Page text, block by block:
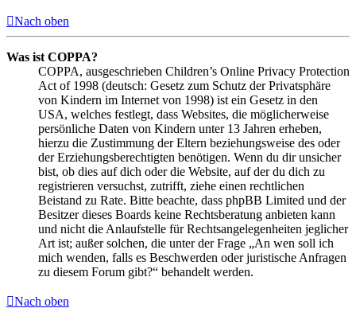
Nach oben
Was ist COPPA?
COPPA, ausgeschrieben Children’s Online Privacy Protection
Act of 1998 (deutsch: Gesetz zum Schutz der Privatsphäre
von Kindern im Internet von 1998) ist ein Gesetz in den
USA, welches festlegt, dass Websites, die möglicherweise
persönliche Daten von Kindern unter 13 Jahren erheben,
hierzu die Zustimmung der Eltern beziehungsweise des oder
der Erziehungsberechtigten benötigen. Wenn du dir unsicher
bist, ob dies auf dich oder die Website, auf der du dich zu
registrieren versuchst, zutrifft, ziehe einen rechtlichen
Beistand zu Rate. Bitte beachte, dass phpBB Limited und der
Besitzer dieses Boards keine Rechtsberatung anbieten kann
und nicht die Anlaufstelle für Rechtsangelegenheiten jeglicher
Art ist; außer solchen, die unter der Frage „An wen soll ich
mich wenden, falls es Beschwerden oder juristische Anfragen
zu diesem Forum gibt?“ behandelt werden.
Nach oben